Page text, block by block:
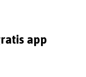
app